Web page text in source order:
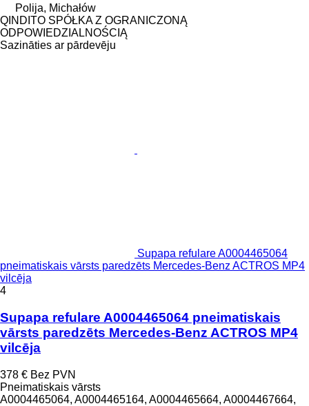
Polija, Michałów
QINDITO SPÓŁKA Z OGRANICZONĄ
ODPOWIEDZIALNOŚCIĄ
Sazināties ar pārdevēju
Supapa refulare A0004465064
pneimatiskais vārsts paredzēts Mercedes-Benz ACTROS MP4
vilcēja
4
Supapa refulare A0004465064 pneimatiskais
vārsts paredzēts Mercedes-Benz ACTROS MP4
vilcēja
378 € Bez PVN
Pneimatiskais vārsts
A0004465064, A0004465164, A0004465664, A0004467664,